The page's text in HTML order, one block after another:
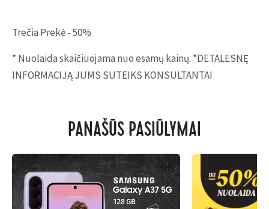
Trečia Prekė - 50%
* Nuolaida skaičiuojama nuo esamų kainų. *DETALESNĘ
INFORMACIJĄ JUMS SUTEIKS KONSULTANTAI
PANAŠŪS PASIŪLYMAI